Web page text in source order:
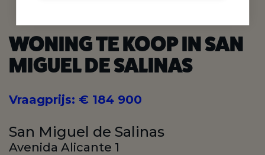
WONING TE KOOP IN SAN
MIGUEL DE SALINAS
Vraagprijs: € 184 900
San Miguel de Salinas
Avenida Alicante 1